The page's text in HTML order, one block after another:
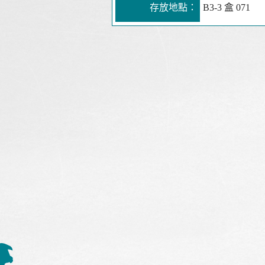
存放地點： B3-3 盒 071